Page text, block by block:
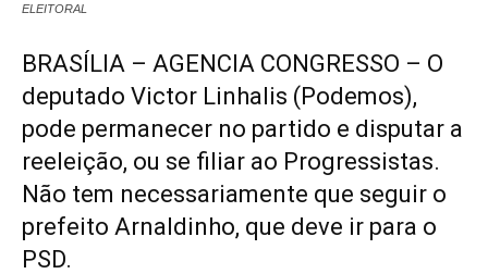
ELEITORAL
BRASÍLIA – AGENCIA CONGRESSO – O
deputado Victor Linhalis (Podemos),
pode permanecer no partido e disputar a
reeleição, ou se filiar ao Progressistas.
Não tem necessariamente que seguir o
prefeito Arnaldinho, que deve ir para o
PSD.